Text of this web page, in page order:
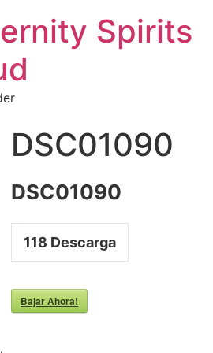
Spirits
DSC01090
DSC01090
118 Descarga
Bajar Ahora!